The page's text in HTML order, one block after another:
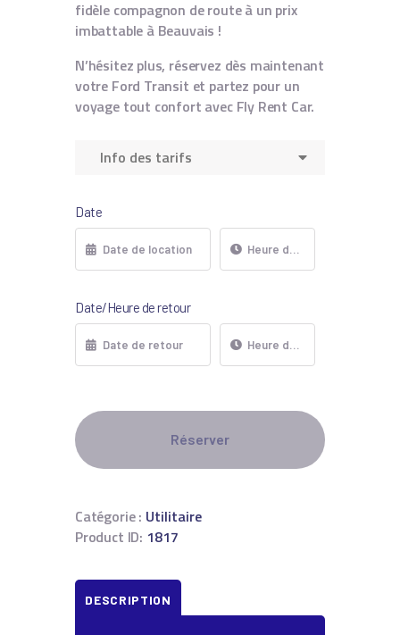
fidèle compagnon de route à un prix
imbattable à Beauvais !
N’hésitez plus, réservez dès maintenant
votre Ford Transit et partez pour un
voyage tout confort avec Fly Rent Car.
Info des tarifs
Date
Date/Heure de retour
Réserver
Catégorie : Utilitaire
Product ID: 1817
DESCRIPTION